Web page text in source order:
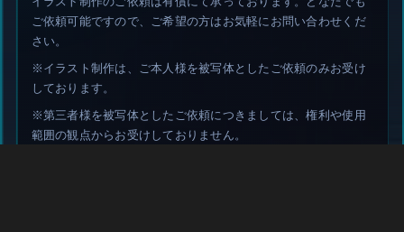
ご依頼可能ですので、ご希望の方はお気軽にお問い合わせくだ
さい。
※イラスト制作は、ご本人様を被写体としたご依頼のみお受け
しております。
※第三者様を被写体としたご依頼につきましては、権利や使用
範囲の観点からお受けしておりません。